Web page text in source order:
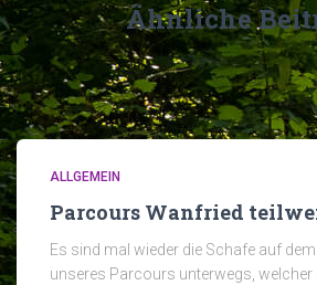
Ähnliche
ALLGEMEIN
Parcours Wanfried
Es sind mal wieder die Schafe auf dem
unseres Parcours unterwegs, welcher